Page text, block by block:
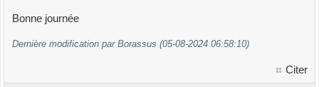
Bonne journée
Dernière modification par Borassus (05-08-2024 06:58:10)
Citer